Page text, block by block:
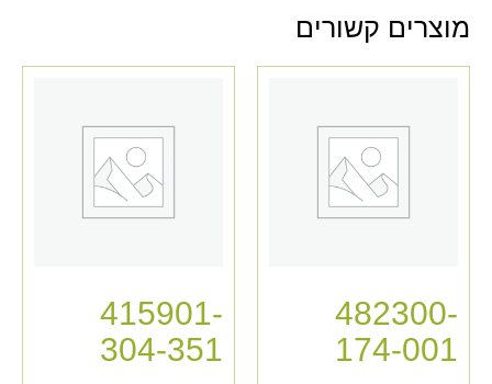
מוצרים קשורים
482300-
174-001
415901-
304-351